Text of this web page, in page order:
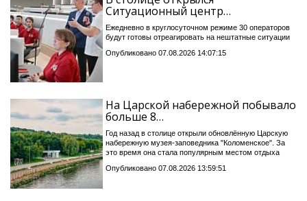
Ситуационный центр…
Ежедневно в круглосуточном режиме 30 операторов
будут готовы отреагировать на нештатные ситуации
Опубликовано 07.08.2026 14:07:15
На Царской набережной побывало
больше 8…
Год назад в столице открыли обновлённую Царскую
набережную музея-заповедника "Коломенское". За
это время она стала популярным местом отдыха
Опубликовано 07.08.2026 13:59:51